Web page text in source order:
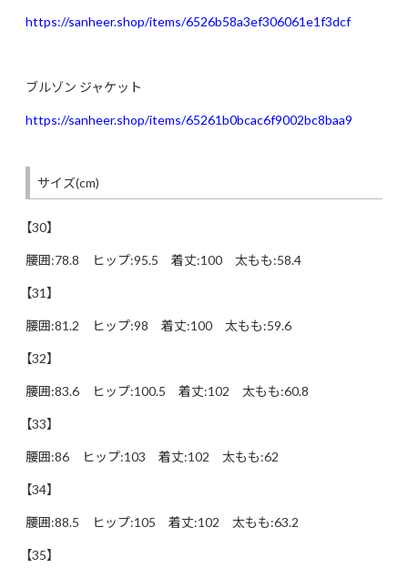
https://sanheer.shop/items/6526b58a3ef306061e1f3dcf
ブルゾン ジャケット
https://sanheer.shop/items/65261b0bcac6f9002bc8baa9
サイズ(cm)
【30】
腰囲:78.8 ヒップ:95.5 着丈:100 太もも:58.4
【31】
腰囲:81.2 ヒップ:98 着丈:100 太もも:59.6
【32】
腰囲:83.6 ヒップ:100.5 着丈:102 太もも:60.8
【33】
腰囲:86 ヒップ:103 着丈:102 太もも:62
【34】
腰囲:88.5 ヒップ:105 着丈:102 太もも:63.2
【35】